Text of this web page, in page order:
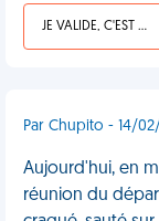
JE VALIDE, C'EST UNE VDM
Par Chupito - 14/
Aujourd'hui, en
réunion du